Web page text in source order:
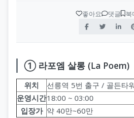
좋아요 댓글 북
① 라포엠 살롱 (La Poem)
위치
선릉역 5번 출구 / 골든타
운영시간18:00 ~ 03:00
입장가 약 40만~60만